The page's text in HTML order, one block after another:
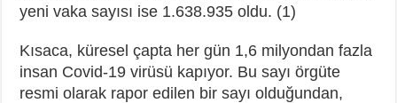
yeni vaka sayısı ise 1.638.935 oldu. (1)
Kısaca, küresel çapta her gün 1,6 milyondan fazla
insan Covid-19 virüsü kapıyor. Bu sayı örgüte
resmi olarak rapor edilen bir sayı olduğundan,